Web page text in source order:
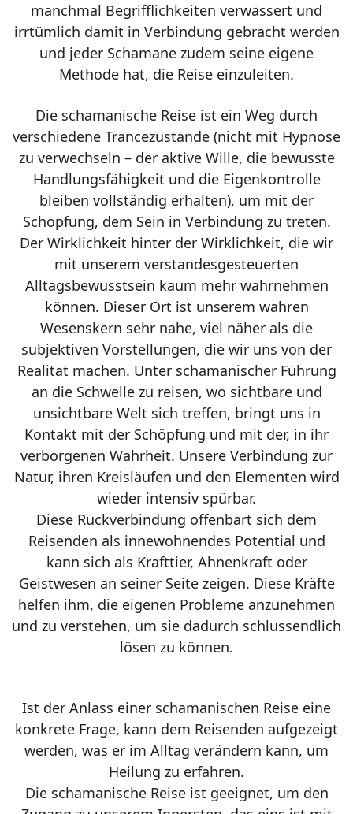
manchmal Begrifflichkeiten verwässert und
irrtümlich damit in Verbindung gebracht werden
und jeder Schamane zudem seine eigene
Methode hat, die Reise einzuleiten.
Die schamanische Reise ist ein Weg durch
verschiedene Trancezustände (nicht mit Hypnose
zu verwechseln – der aktive Wille, die bewusste
Handlungsfähigkeit und die Eigenkontrolle
bleiben vollständig erhalten), um mit der
Schöpfung, dem Sein in Verbindung zu treten.
Der Wirklichkeit hinter der Wirklichkeit, die wir
mit unserem verstandesgesteuerten
Alltagsbewusstsein kaum mehr wahrnehmen
können. Dieser Ort ist unserem wahren
Wesenskern sehr nahe, viel näher als die
subjektiven Vorstellungen, die wir uns von der
Realität machen. Unter schamanischer Führung
an die Schwelle zu reisen, wo sichtbare und
unsichtbare Welt sich treffen, bringt uns in
Kontakt mit der Schöpfung und mit der, in ihr
verborgenen Wahrheit. Unsere Verbindung zur
Natur, ihren Kreisläufen und den Elementen wird
wieder intensiv spürbar.
Diese Rückverbindung offenbart sich dem
Reisenden als innewohnendes Potential und
kann sich als Krafttier, Ahnenkraft oder
Geistwesen an seiner Seite zeigen. Diese Kräfte
helfen ihm, die eigenen Probleme anzunehmen
und zu verstehen, um sie dadurch schlussendlich
lösen zu können.
Ist der Anlass einer schamanischen Reise eine
konkrete Frage, kann dem Reisenden aufgezeigt
werden, was er im Alltag verändern kann, um
Heilung zu erfahren.
Die schamanische Reise ist geeignet, um den